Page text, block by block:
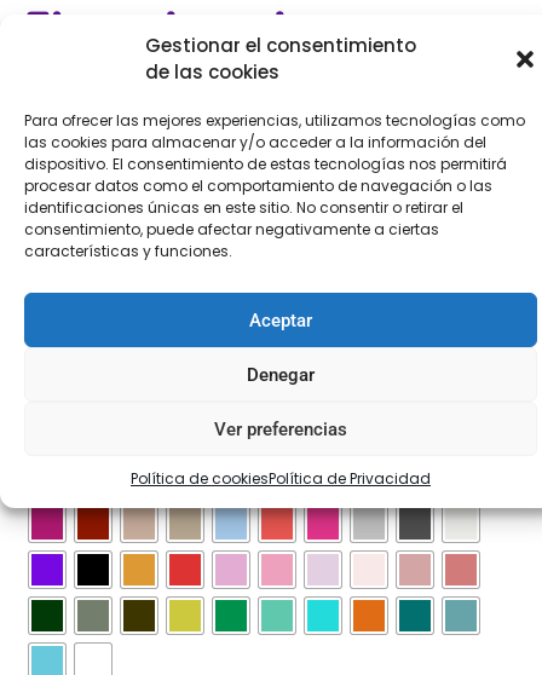
Gestionar el consentimiento
de las cookies
Para ofrecer las mejores experiencias, utilizamos tecnologías como
las cookies para almacenar y/o acceder a la información del
dispositivo. El consentimiento de estas tecnologías nos permitirá
procesar datos como el comportamiento de navegación o las
identificaciones únicas en este sitio. No consentir o retirar el
consentimiento, puede afectar negativamente a ciertas
características y funciones.
Aceptar
Denegar
Ver preferencias
Política de cookiesPolítica de Privacidad
Fleco de seda
€10,95 - €61,95
Tamaño